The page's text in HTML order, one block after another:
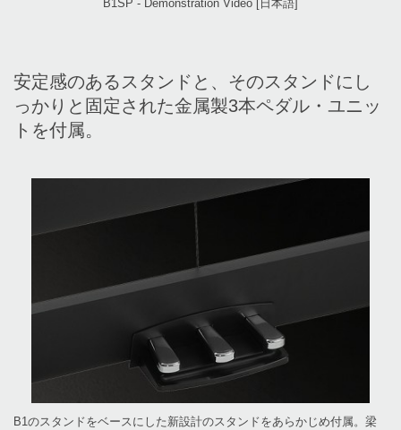
B1SP - Demonstration Video [日本語]
安定感のあるスタンドと、そのスタンドにし
っかりと固定された金属製3本ペダル・ユニッ
トを付属。
B1のスタンドをベースにした新設計のスタンドをあらかじめ付属。梁